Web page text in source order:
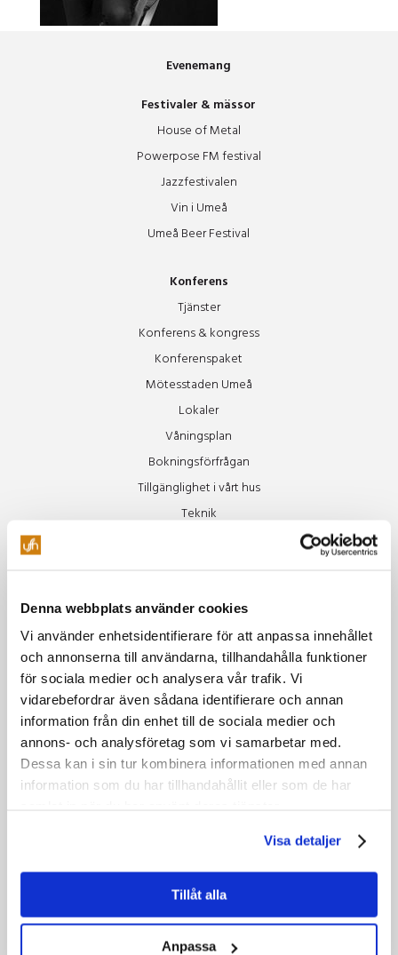
Denna webbplats använder cookies
Vi använder enhetsidentifierare för att anpassa innehållet
och annonserna till användarna, tillhandahålla funktioner
för sociala medier och analysera vår trafik. Vi
vidarebefordrar även sådana identifierare och annan
information från din enhet till de sociala medier och
annons- och analysföretag som vi samarbetar med.
Dessa kan i sin tur kombinera informationen med annan
information som du har tillhandahållit eller som de har
Visa detaljer
Tillåt alla
Anpassa
Evenemang
Festivaler & mässor
House of Metal
Powerpose FM festival
Jazzfestivalen
Vin i Umeå
Umeå Beer Festival
Konferens
Tjänster
Konferens & kongress
Konferenspaket
Mötesstaden Umeå
Lokaler
Våningsplan
Bokningsförfrågan
Tillgänglighet i vårt hus
Teknik
Specialkost Äpplet
Freja
Vinluncher
Beer Club
Soul Train
Miljö
Vår miljöpolicy
Grönare resor
Tillsammans hjälps vi åt
Om oss